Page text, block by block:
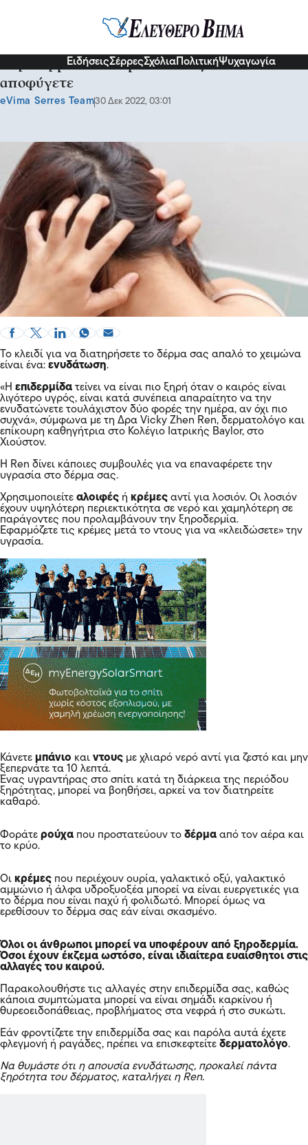
ΕιδήσειςΣέρρεςΣχόλια ΠολιτικήΨυχαγωγία
Ξηροδερμία τον χειμώνα: Πώς θα την
αποφύγετε
eVima Serres Team30 Δεκ 2022, 03:01
Το κλειδί για να διατηρήσετε το δέρμα σας απαλό το χειμώνα
είναι ένα: ενυδάτωση.
«Η επιδερμίδα τείνει να είναι πιο ξηρή όταν ο καιρός είναι
λιγότερο υγρός, είναι κατά συνέπεια απαραίτητο να την
ενυδατώνετε τουλάχιστον δύο φορές την ημέρα, αν όχι πιο
συχνά», σύμφωνα με τη Δρα Vicky Zhen Ren, δερματολόγο και
επίκουρη καθηγήτρια στο Κολέγιο Ιατρικής Baylor, στο
Χιούστον.
Η Ren δίνει κάποιες συμβουλές για να επαναφέρετε την
υγρασία στο δέρμα σας.
Χρησιμοποιείτε αλοιφές ή κρέμες αντί για λοσιόν. Οι λοσιόν
έχουν υψηλότερη περιεκτικότητα σε νερό και χαμηλότερη σε
παράγοντες που προλαμβάνουν την ξηροδερμία.
Εφαρμόζετε τις κρέμες μετά το ντους για να «κλειδώσετε» την
υγρασία.
Κάνετε μπάνιο και ντους με χλιαρό νερό αντί για ζεστό και μην
ξεπερνάτε τα 10 λεπτά.
Ένας υγραντήρας στο σπίτι κατά τη διάρκεια της περιόδου
ξηρότητας, μπορεί να βοηθήσει, αρκεί να τον διατηρείτε
καθαρό.
Φοράτε ρούχα που προστατεύουν το δέρμα από τον αέρα και
το κρύο.
Οι κρέμες που περιέχουν ουρία, γαλακτικό οξύ, γαλακτικό
αμμώνιο ή άλφα υδροξυοξέα μπορεί να είναι ευεργετικές για
το δέρμα που είναι παχύ ή φολιδωτό. Μπορεί όμως να
ερεθίσουν το δέρμα σας εάν είναι σκασμένο.
Όλοι οι άνθρωποι μπορεί να υποφέρουν από ξηροδερμία.
Όσοι έχουν έκζεμα ωστόσο, είναι ιδιαίτερα ευαίσθητοι στις
αλλαγές του καιρού.
Παρακολουθήστε τις αλλαγές στην επιδερμίδα σας, καθώς
κάποια συμπτώματα μπορεί να είναι σημάδι καρκίνου ή
θυρεοειδοπάθειας, προβλήματος στα νεφρά ή στο συκώτι.
Εάν φροντίζετε την επιδερμίδα σας και παρόλα αυτά έχετε
φλεγμονή ή ραγάδες, πρέπει να επισκεφτείτε δερματολόγο.
Να θυμάστε ότι η απουσία ενυδάτωσης, προκαλεί πάντα
ξηρότητα του δέρματος, καταλήγει η Ren.